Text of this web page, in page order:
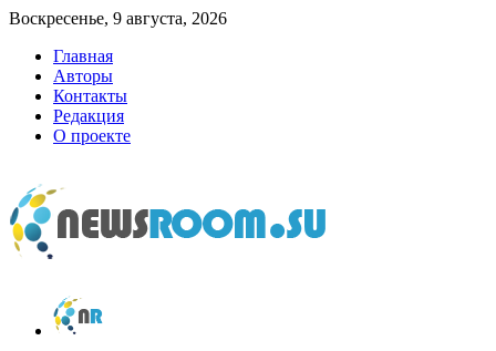
Воскресенье, 9 августа, 2026
Главная
Авторы
Контакты
Редакция
О проекте
newsroom.su
Новости о новостях